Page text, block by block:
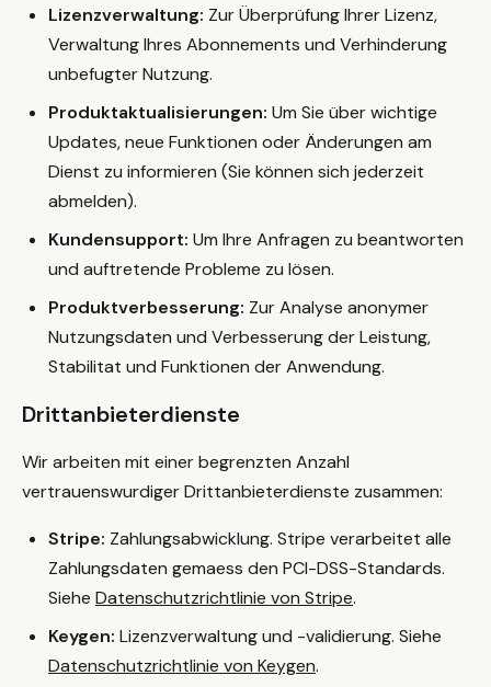
Lizenzverwaltung: Zur Überprüfung Ihrer Lizenz,
Verwaltung Ihres Abonnements und Verhinderung
unbefugter Nutzung.
Produktaktualisierungen: Um Sie über wichtige
Updates, neue Funktionen oder Änderungen am
Dienst zu informieren (Sie können sich jederzeit
abmelden).
Kundensupport: Um Ihre Anfragen zu beantworten
und auftretende Probleme zu lösen.
Produktverbesserung: Zur Analyse anonymer
Nutzungsdaten und Verbesserung der Leistung,
Stabilitat und Funktionen der Anwendung.
Drittanbieterdienste
Wir arbeiten mit einer begrenzten Anzahl
vertrauenswurdiger Drittanbieterdienste zusammen:
Stripe: Zahlungsabwicklung. Stripe verarbeitet alle
Zahlungsdaten gemaess den PCI-DSS-Standards.
Siehe Datenschutzrichtlinie von Stripe.
Keygen: Lizenzverwaltung und -validierung. Siehe
Datenschutzrichtlinie von Keygen.